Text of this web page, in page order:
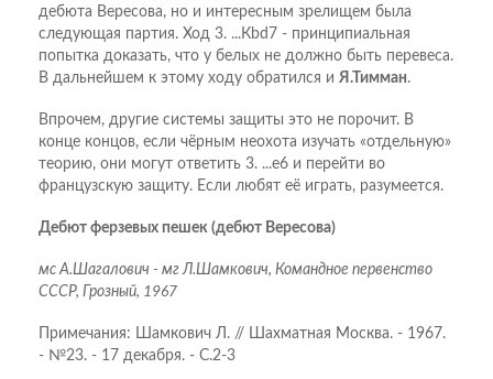
дебюта Вересова, но и интересным зрелищем была
следующая партия. Ход 3. ...Кbd7 - принципиальная
попытка доказать, что у белых не должно быть перевеса.
В дальнейшем к этому ходу обратился и Я.Тимман.
Впрочем, другие системы защиты это не порочит. В
конце концов, если чёрным неохота изучать «отдельную»
теорию, они могут ответить 3. ...е6 и перейти во
французскую защиту. Если любят её играть, разумеется.
Дебют ферзевых пешек (дебют Вересова)
мс А.Шагалович - мг Л.Шамкович, Командное первенство
СССР, Грозный, 1967
Примечания: Шамкович Л. // Шахматная Москва. - 1967.
- №23. - 17 декабря. - С.2-3